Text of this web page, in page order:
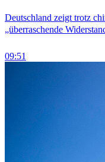
Deutschland zeigt trotz
„überraschende
09:51